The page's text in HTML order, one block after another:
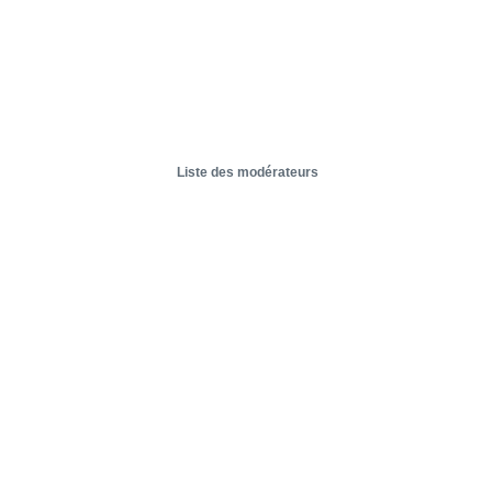
Liste des modérateurs